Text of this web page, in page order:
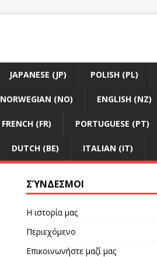
JAPANESE (JP) POLISH (PL)
NORWEGIAN (NO) ENGLISH (NZ)
FRENCH (FR) PORTUGUESE (PT)
DUTCH (BE) ITALIAN (IT)
ΣΎΝΔΕΣΜΟΙ
Η ιστορία μας
Περιεχόμενο
Επικοινωνήστε μαζί μας